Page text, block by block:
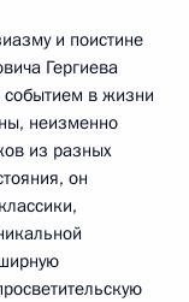
и поистине
Гергиева
в жизни
неизменно
из разных
он